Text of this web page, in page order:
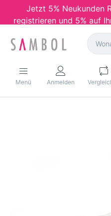
Jetzt 5% Neukunden
registrieren und 5% auf
Menü Anmelden